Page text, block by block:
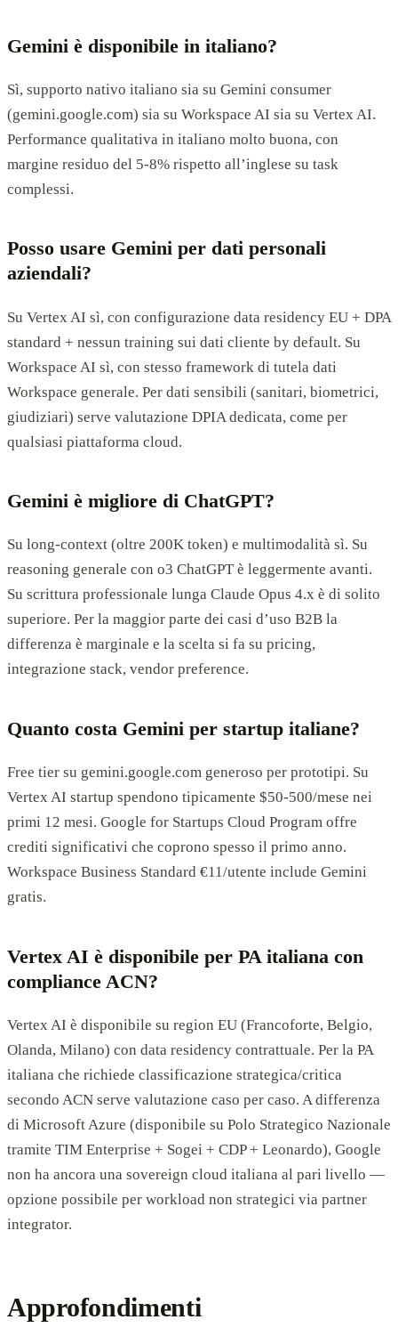
Gemini è disponibile in italiano?
Sì, supporto nativo italiano sia su Gemini consumer
(gemini.google.com) sia su Workspace AI sia su Vertex AI.
Performance qualitativa in italiano molto buona, con
margine residuo del 5-8% rispetto all’inglese su task
complessi.
Posso usare Gemini per dati personali
aziendali?
Su Vertex AI sì, con configurazione data residency EU + DPA
standard + nessun training sui dati cliente by default. Su
Workspace AI sì, con stesso framework di tutela dati
Workspace generale. Per dati sensibili (sanitari, biometrici,
giudiziari) serve valutazione DPIA dedicata, come per
qualsiasi piattaforma cloud.
Gemini è migliore di ChatGPT?
Su long-context (oltre 200K token) e multimodalità sì. Su
reasoning generale con o3 ChatGPT è leggermente avanti.
Su scrittura professionale lunga Claude Opus 4.x è di solito
superiore. Per la maggior parte dei casi d’uso B2B la
differenza è marginale e la scelta si fa su pricing,
integrazione stack, vendor preference.
Quanto costa Gemini per startup italiane?
Free tier su gemini.google.com generoso per prototipi. Su
Vertex AI startup spendono tipicamente $50-500/mese nei
primi 12 mesi. Google for Startups Cloud Program offre
crediti significativi che coprono spesso il primo anno.
Workspace Business Standard €11/utente include Gemini
gratis.
Vertex AI è disponibile per PA italiana con
compliance ACN?
Vertex AI è disponibile su region EU (Francoforte, Belgio,
Olanda, Milano) con data residency contrattuale. Per la PA
italiana che richiede classificazione strategica/critica
secondo ACN serve valutazione caso per caso. A differenza
di Microsoft Azure (disponibile su Polo Strategico Nazionale
tramite TIM Enterprise + Sogei + CDP + Leonardo), Google
non ha ancora una sovereign cloud italiana al pari livello —
opzione possibile per workload non strategici via partner
integrator.
Approfondimenti